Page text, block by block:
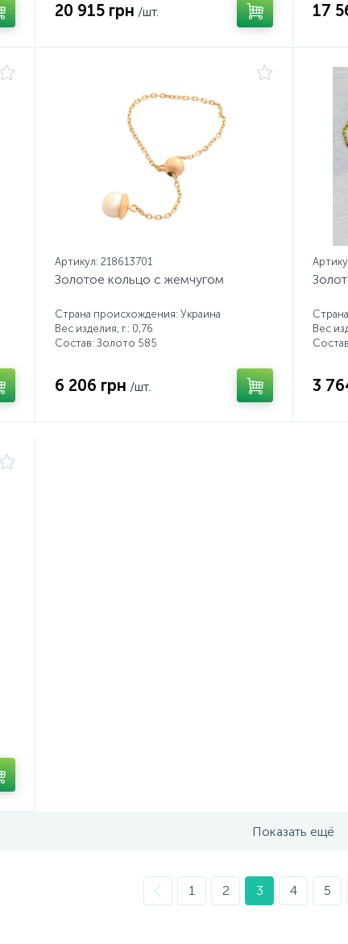
20 915 грн /шт. 17
Артикул: 218613701
Золотое кольцо с жемчугом
Страна происхождения: Украина
Вес изделия, г.: 0,76
Состав: Золото 585
6 206 грн /шт.
Вес
3
Показать ещё
1 2 3 4 5